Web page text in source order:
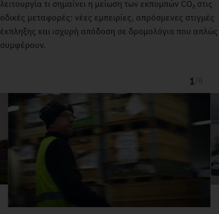
λειτουργία τι σημαίνει η μείωση των εκπομπών CO₂ στις
οδικές μεταφορές: νέες εμπειρίες, απρόσμενες στιγμές
έκπληξης και ισχυρή απόδοση σε δρομολόγια που απλώς
συμφέρουν.
1